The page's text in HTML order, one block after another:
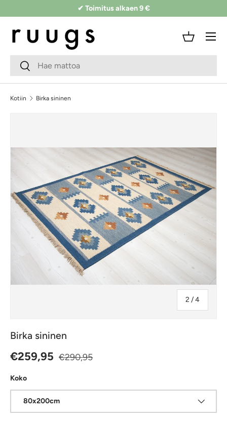
Siirry sisältöön
✔ Toimitus alkaen 9 €
Hakukenttä
Lähetä
Kori
Valikko
Kotiin Birka sininen
2 /jostakin
4
Birka sininen
Alennushinta
€259,95 Normaalihinta
€290,95
Koko
80x200cm